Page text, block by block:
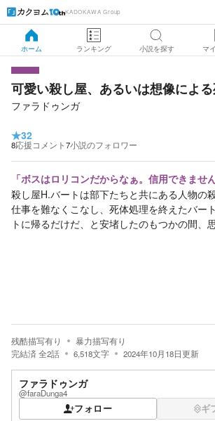
KADOKAWA Group
ホーム ランキング 小説を探す マ
可愛い殺し屋、あるいは想像によ
ファラドゥンガ
★32
8応援コメント7小説のフォロワー
「ボスはロリコンだからなぁ。信用できませ
殺し屋H.バートは部下たちと共にある人物の
仕事を難なくこなし、死体処理を終えたバー
トに帰るだけだ、と安堵したのもつかの間、
残酷描写有り
暴力描写有り
完結済全2話 6,518文字 2024年10月18日更新
ファラドゥンガ
@faraDunga4
フォロー ギ